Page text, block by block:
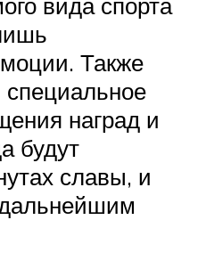
Также
наград и
будут
славы, и